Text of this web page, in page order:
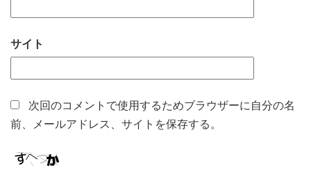
サイト
次回のコメントで使用するためブラウザーに自分の名
前、メールアドレス、サイトを保存する。